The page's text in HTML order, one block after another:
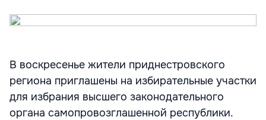
В воскресенье жители приднестровского
региона приглашены на избирательные участки
для избрания высшего законодательного
органа самопровозглашенной республики.